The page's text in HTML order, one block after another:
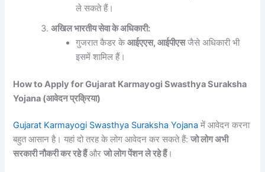
ले सकते हैं।
अखिल भारतीय सेवा के अधिकारी:
गुजरात कैडर केआईएएस, आईपीएसजैसे अधिकारी भी
इसमें शामिल हैं।
How to Apply for Gujarat Karmayogi Swasthya Suraksha
Yojana (आवेदन प्रक्रिया)
Gujarat Karmayogi Swasthya Suraksha Yojana में आवेदन करना
बहुत आसान है। यहां दो तरह के लोग आवेदन कर सकते हैं:जो लोग अभी
सरकारी नौकरी कर रहे हैंऔरजो लोग पेंशन ले रहे हैं।